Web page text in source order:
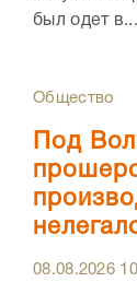
был одет в...
Общество
Под
08.08.2026